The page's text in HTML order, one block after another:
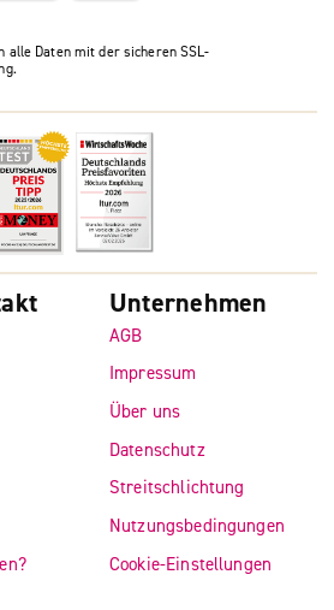
alle Daten mit der sicheren SSL-
Unternehmen
AGB
Impressum
Über uns
Datenschutz
Streitschlichtung
Nutzungsbedingungen
Cookie-Einstellungen